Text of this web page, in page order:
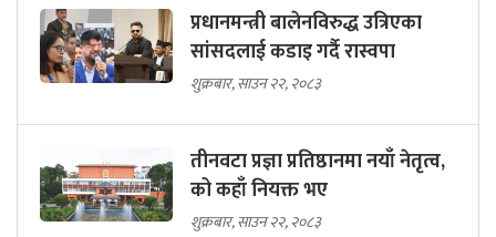
प्रधानमन्त्री बालेनविरुद्ध उत्रिएका
सांसदलाई कडाइ गर्दै रास्वपा
शुक्रबार, साउन २२, २०८३
तीनवटा प्रज्ञा प्रतिष्ठानमा नयाँ नेतृत्व,
को कहाँ नियक्त भए
शुक्रबार, साउन २२, २०८३